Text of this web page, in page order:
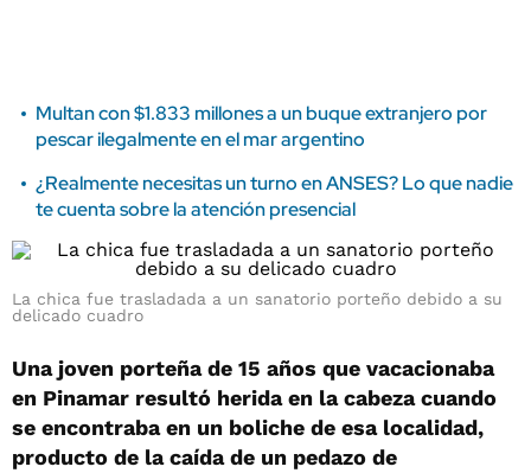
Multan con $1.833 millones a un buque extranjero por
pescar ilegalmente en el mar argentino
¿Realmente necesitas un turno en ANSES? Lo que nadie
te cuenta sobre la atención presencial
La chica fue trasladada a un sanatorio porteño debido a su
delicado cuadro
Una joven porteña de 15 años que vacacionaba
en Pinamar resultó herida en la cabeza cuando
se encontraba en un boliche de esa localidad,
producto de la caída de un pedazo de